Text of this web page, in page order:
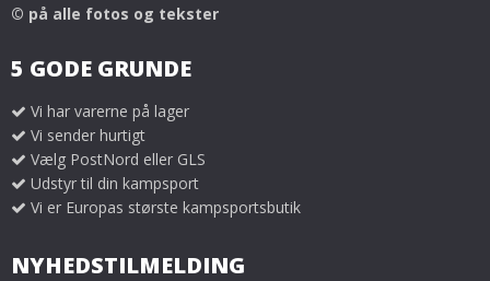
© på alle fotos og tekster
5 GODE GRUNDE
Vi har varerne på lager
Vi sender hurtigt
Vælg PostNord eller GLS
Udstyr til din kampsport
Vi er Europas største kampsportsbutik
NYHEDSTILMELDING